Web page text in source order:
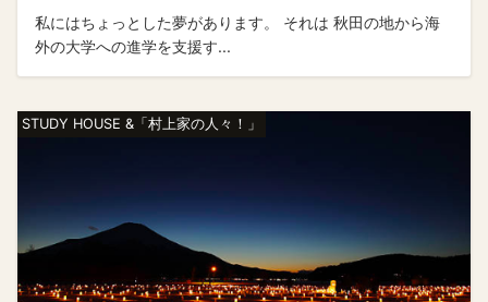
私にはちょっとした夢があります。 それは 秋田の地から海
外の大学への進学を支援す...
STUDY HOUSE &「村上家の人々！」